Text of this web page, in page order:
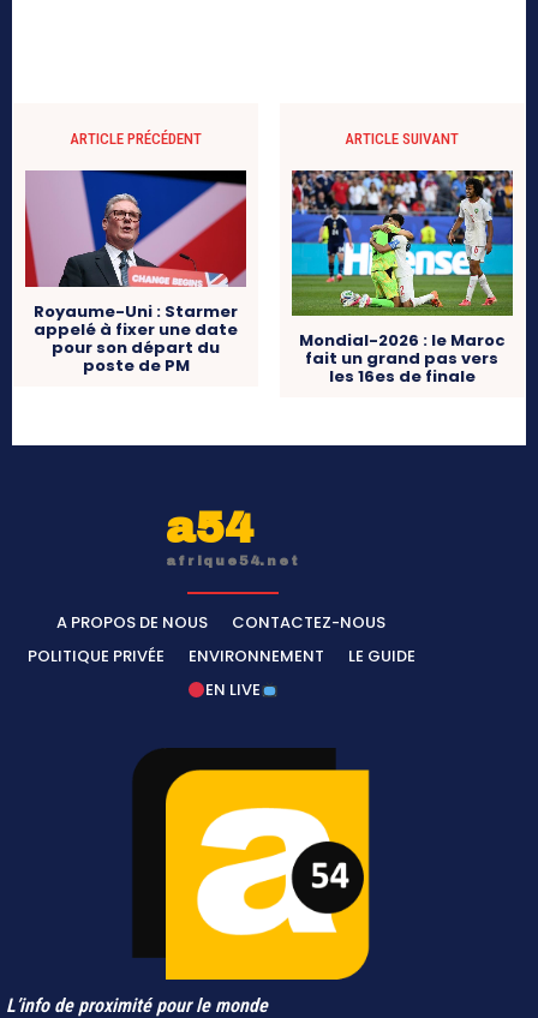
ARTICLE PRÉCÉDENT
Royaume-Uni : Starmer
appelé à fixer une date
pour son départ du
poste de PM
ARTICLE SUIVANT
Mondial-2026 : le Maroc
fait un grand pas vers
les 16es de finale
a54
afrique54.net
A PROPOS DE NOUS
CONTACTEZ-NOUS
POLITIQUE PRIVÉE
ENVIRONNEMENT
LE GUIDE
EN LIVE
L’info de proximité pour le monde